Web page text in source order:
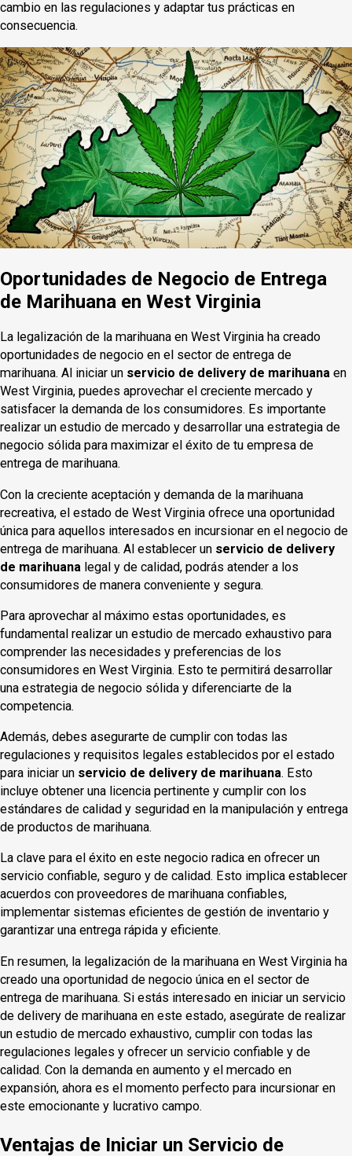
cambio en las regulaciones y adaptar tus prácticas en
consecuencia.
Oportunidades de Negocio de Entrega
de Marihuana en West Virginia
La legalización de la marihuana en West Virginia ha creado
oportunidades de negocio en el sector de entrega de
marihuana. Al iniciar un servicio de delivery de marihuana en
West Virginia, puedes aprovechar el creciente mercado y
satisfacer la demanda de los consumidores. Es importante
realizar un estudio de mercado y desarrollar una estrategia de
negocio sólida para maximizar el éxito de tu empresa de
entrega de marihuana.
Con la creciente aceptación y demanda de la marihuana
recreativa, el estado de West Virginia ofrece una oportunidad
única para aquellos interesados en incursionar en el negocio de
entrega de marihuana. Al establecer un servicio de delivery
de marihuana legal y de calidad, podrás atender a los
consumidores de manera conveniente y segura.
Para aprovechar al máximo estas oportunidades, es
fundamental realizar un estudio de mercado exhaustivo para
comprender las necesidades y preferencias de los
consumidores en West Virginia. Esto te permitirá desarrollar
una estrategia de negocio sólida y diferenciarte de la
competencia.
Además, debes asegurarte de cumplir con todas las
regulaciones y requisitos legales establecidos por el estado
para iniciar un servicio de delivery de marihuana. Esto
incluye obtener una licencia pertinente y cumplir con los
estándares de calidad y seguridad en la manipulación y entrega
de productos de marihuana.
La clave para el éxito en este negocio radica en ofrecer un
servicio confiable, seguro y de calidad. Esto implica establecer
acuerdos con proveedores de marihuana confiables,
implementar sistemas eficientes de gestión de inventario y
garantizar una entrega rápida y eficiente.
En resumen, la legalización de la marihuana en West Virginia ha
creado una oportunidad de negocio única en el sector de
entrega de marihuana. Si estás interesado en iniciar un servicio
de delivery de marihuana en este estado, asegúrate de realizar
un estudio de mercado exhaustivo, cumplir con todas las
regulaciones legales y ofrecer un servicio confiable y de
calidad. Con la demanda en aumento y el mercado en
expansión, ahora es el momento perfecto para incursionar en
este emocionante y lucrativo campo.
Ventajas de Iniciar un Servicio de